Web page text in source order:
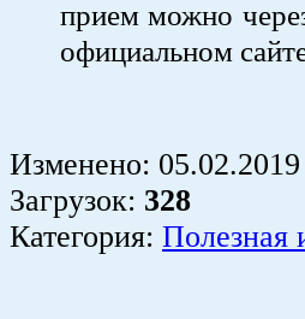
прием можно
официальном
Изменено: 05.02.2019
Загрузок: 328
Категория: Полезная